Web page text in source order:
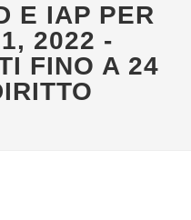
E IAP PER
2022 -
FINO A 24